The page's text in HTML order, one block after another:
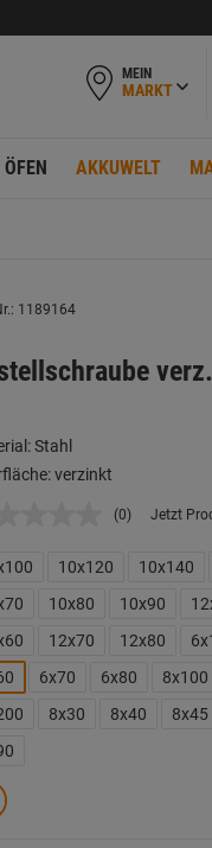
MEIN
MARKT
ÖFEN AKKUWELT
1189164
Stahl
verzinkt
Kein
Link
auf
derselben
(0) Jetzt
10x120 10x140
10x80 10x90
12x70 12x80
6x70 6x80 8x100
8x30 8x40 8x45